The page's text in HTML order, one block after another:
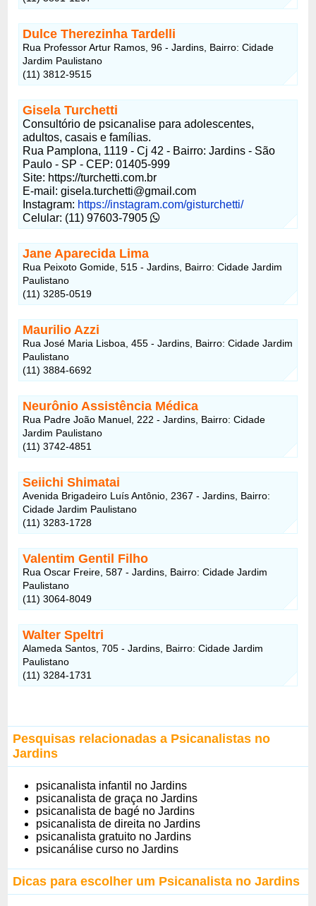
Dulce Therezinha Tardelli
Rua Professor Artur Ramos, 96 - Jardins, Bairro: Cidade
Jardim Paulistano
(11) 3812-9515
Gisela Turchetti
Consultório de psicanalise para adolescentes,
adultos, casais e famílias.
Rua Pamplona, 1119 - Cj 42 - Bairro: Jardins - São
Paulo - SP - CEP: 01405-999
Site: https://turchetti.com.br
E-mail:gisela.turchetti@gmail.com
Instagram: https://instagram.com/gisturchetti/
Celular: (11) 97603-7905
Jane Aparecida Lima
Rua Peixoto Gomide, 515 - Jardins, Bairro: Cidade Jardim
Paulistano
(11) 3285-0519
Maurilio Azzi
Rua José Maria Lisboa, 455 - Jardins, Bairro: Cidade Jardim
Paulistano
(11) 3884-6692
Neurônio Assistência Médica
Rua Padre João Manuel, 222 - Jardins, Bairro: Cidade
Jardim Paulistano
(11) 3742-4851
Seiichi Shimatai
Avenida Brigadeiro Luís Antônio, 2367 - Jardins, Bairro:
Cidade Jardim Paulistano
(11) 3283-1728
Valentim Gentil Filho
Rua Oscar Freire, 587 - Jardins, Bairro: Cidade Jardim
Paulistano
(11) 3064-8049
Walter Speltri
Alameda Santos, 705 - Jardins, Bairro: Cidade Jardim
Paulistano
(11) 3284-1731
Pesquisas relacionadas a Psicanalistas no
Jardins
psicanalista infantil no Jardins
psicanalista de graça no Jardins
psicanalista de bagé no Jardins
psicanalista de direita no Jardins
psicanalista gratuito no Jardins
psicanálise curso no Jardins
Dicas para escolher um Psicanalista no Jardins